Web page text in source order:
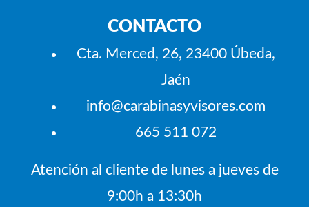
CONTACTO
Cta. Merced, 26, 23400 Úbeda,
Jaén
info@carabinasyvisores.com
665 511 072
Atención al cliente de lunes a jueves de
9:00h a 13:30h